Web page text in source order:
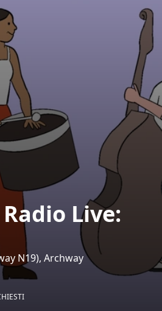
Live:
N19), Archway